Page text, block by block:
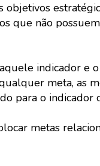
objetivos
que não possuem
indicador e
meta, as
para o indicador
metas